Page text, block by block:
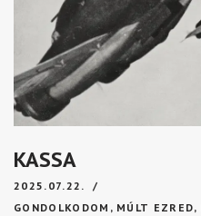
KASSA
2025.07.22.
GONDOLKODOM , MÚLT EZRED,